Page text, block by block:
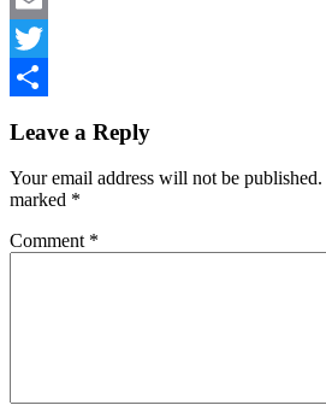
Email
Twitter
Leave a Reply
Your email address will not be published.
marked *
Comment *